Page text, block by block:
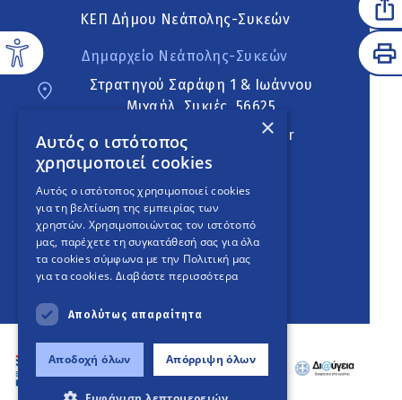
ΚΕΠ Δήμου Νεάπολης-Συκεών
Δημαρχείο Νεάπολης-Συκεών
Στρατηγού Σαράφη 1 & Ιωάννου
Μιχαήλ, Συκιές, 56625
neapoli.sykies@ddt.gov.gr
Ακολουθήστε
English Version
An project
×
Αυτός ο ιστότοπος
χρησιμοποιεί cookies
Αυτός ο ιστότοπος χρησιμοποιεί cookies
για τη βελτίωση της εμπειρίας των
χρηστών. Χρησιμοποιώντας τον ιστότοπό
μας, παρέχετε τη συγκατάθεσή σας για όλα
τα cookies σύμφωνα με την Πολιτική μας
για τα cookies. Διαβάστε περισσότερα
Απολύτως απαραίτητα
Αποδοχή όλων Απόρριψη όλων